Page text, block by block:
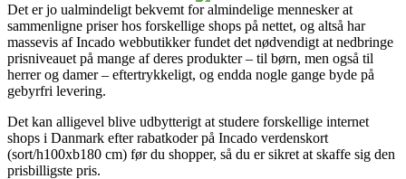
Det er jo ualmindeligt bekvemt for almindelige mennesker at
sammenligne priser hos forskellige shops på nettet, og altså har
massevis af Incado webbutikker fundet det nødvendigt at nedbringe
prisniveauet på mange af deres produkter – til børn, men også til
herrer og damer – eftertrykkeligt, og endda nogle gange byde på
gebyrfri levering.
Det kan alligevel blive udbytterigt at studere forskellige internet
shops i Danmark efter rabatkoder på Incado verdenskort
(sort/h100xb180 cm) før du shopper, så du er sikret at skaffe sig den
prisbilligste pris.